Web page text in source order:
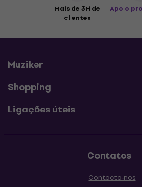
Mais de 3M de
clientes
Apoio
Muziker
Shopping
Ligações úteis
Contatos
Contacta-nos